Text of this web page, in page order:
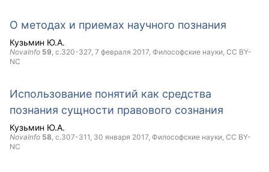
О методах и приемах научного познания
Кузьмин Ю.А.
NovaInfo 59, с.320-327, 7 февраля 2017, Философские науки, CC BY-
NC
Использование понятий как средства
познания сущности правового сознания
Кузьмин Ю.А.
NovaInfo 58, с.307-311, 30 января 2017, Философские науки, CC BY-
NC